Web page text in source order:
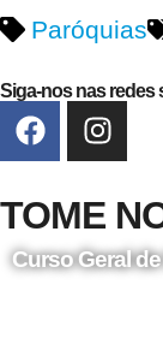
Paróquias
Siga-nos nas redes
TOME
Curso Geral